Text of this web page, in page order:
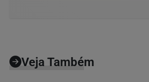
Veja Também